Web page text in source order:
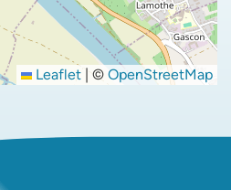
Leaflet | © OpenStreetMap